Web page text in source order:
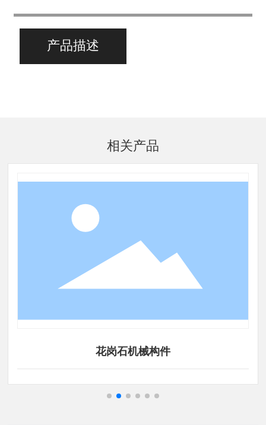
产品描述
相关产品
花岗石机械构件